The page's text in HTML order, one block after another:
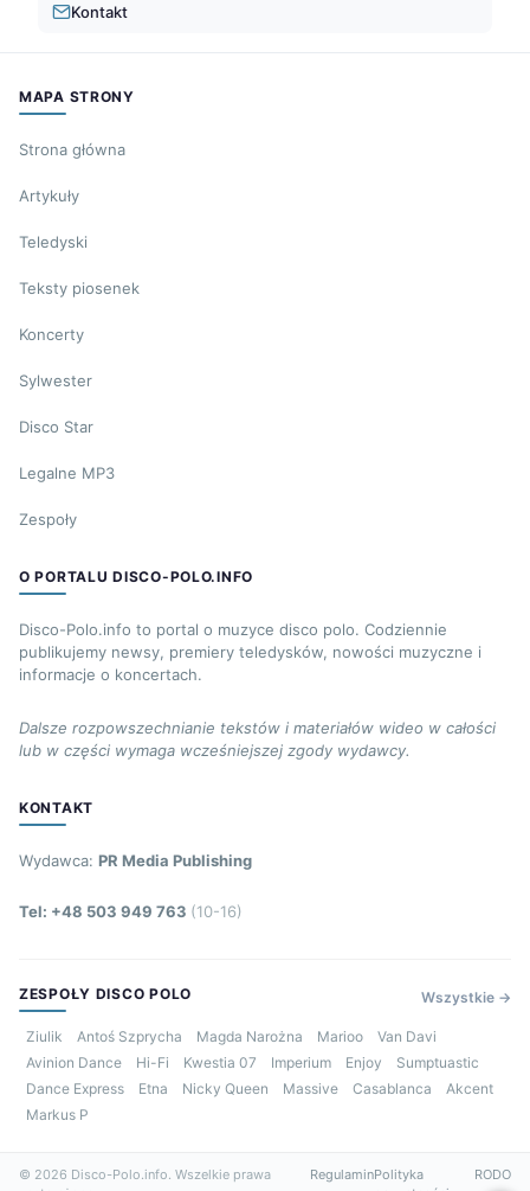
Kontakt
MAPA STRONY
Strona główna
Artykuły
Teledyski
Teksty piosenek
Koncerty
Sylwester
Disco Star
Legalne MP3
Zespoły
O PORTALU DISCO-POLO.INFO
Disco-Polo.info to portal o muzyce disco polo. Codziennie
publikujemy newsy, premiery teledysków, nowości muzyczne i
informacje o koncertach.
Dalsze rozpowszechnianie tekstów i materiałów wideo w całości
lub w części wymaga wcześniejszej zgody wydawcy.
KONTAKT
Wydawca: PR Media Publishing
Tel: +48 503 949 763 (10-16)
ZESPOŁY DISCO POLO Wszystkie →
Ziulik Antoś Szprycha Magda Narożna Marioo
Van Davi
Avinion Dance
Hi-Fi Kwestia 07 Imperium Enjoy
Sumptuastic
Dance Express
Etna Nicky Queen Massive Casablanca
Akcent
Markus P
© 2026 Disco-Polo.info. Wszelkie prawa
RegulaminPolityka
RODO